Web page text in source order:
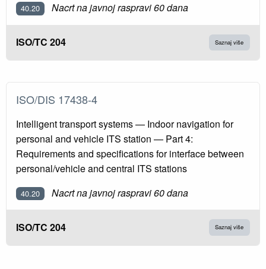
40.20 Nacrt na javnoj raspravi 60 dana
ISO/TC 204 Saznaj više
ISO/DIS 17438-4
Intelligent transport systems — Indoor navigation for
personal and vehicle ITS station — Part 4:
Requirements and specifications for interface between
personal/vehicle and central ITS stations
40.20 Nacrt na javnoj raspravi 60 dana
ISO/TC 204 Saznaj više